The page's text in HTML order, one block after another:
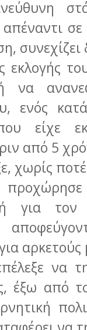
εκλογής
να
ενός
είχε
από 5
χωρίς
για
αρκετούς
να
έξω από